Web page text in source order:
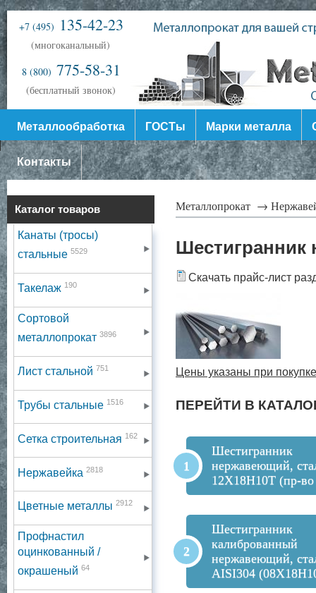
+7 (495) 135-42-23
(многоканальный)
8 (800) 775-58-31
(бесплатный звонок)
Металлообработка ГОСТы Марки металла
Контакты
Каталог товаров
Канаты (тросы)
стальные 5529
Такелаж 190
Сортовой
металлопрокат 3896
Лист стальной 751
Трубы стальные 1516
Сетка строительная 162
Нержавейка 2818
Цветные металлы 2912
Профнастил
оцинкованный /
окрашеный 64
Металлопрокат →
Скачать прайс-лист
Цены указаны при
ПЕРЕЙТИ В
Шестигранник
нержавеющий,
12Х18Н10Т (пр-во
Шестигранник
калиброванный
нержавеющий,
AISI304